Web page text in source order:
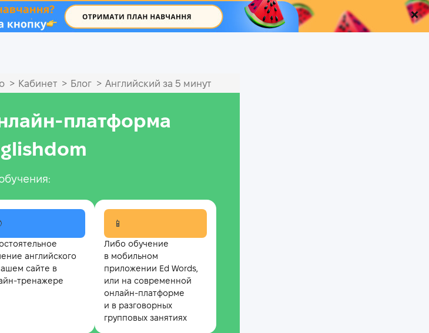
.
> Кабинет > Блог > Английский за 5 минут
английского
сайте в
тренажере
📱
Либо обучение
в мобильном
приложении Ed Words,
или на современной
онлайн-платформе
и в разговорных
групповых занятиях